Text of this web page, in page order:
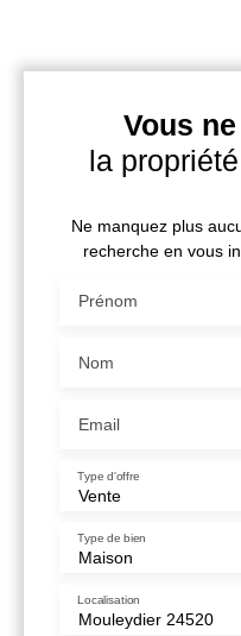
Vous
la
Ne manquez plus
recherche en vous
Prénom
Nom
Email
Vente
Type d'offre
Maison
Type de bien
Mouleydier 24520
Localisation